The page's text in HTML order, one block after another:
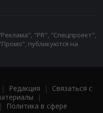
"PR", "Спецпроект",
публикуются на
| Редакция | Связаться с
|
Политика в сфере